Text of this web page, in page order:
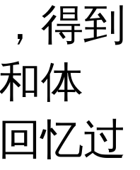
得到
体
忆过